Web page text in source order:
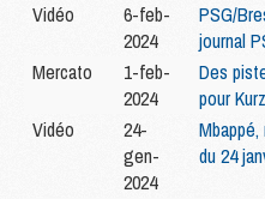
Vidéo
6-feb-
2024
PSG/
journal
Mercato
1-feb-
2024
Des
pour
Vidéo
24-
gen-
2024
du 24